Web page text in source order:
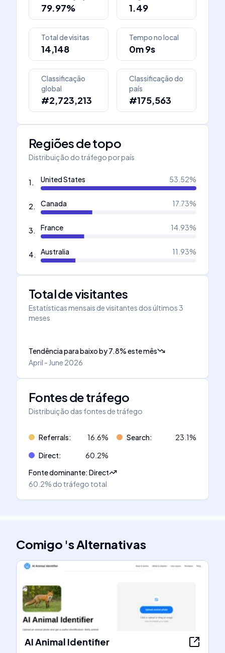
79.97% 1.49
Total de visitas
14,148
Tempo no local
0m 9s
Classificação
global
#2,723,213
Classificação do
país
#175,563
Regiões de topo
Distribuição do tráfego por país
1. United States 53.52%
2. Canada 17.73%
3. France 14.93%
4. Australia 11.93%
Total de visitantes
Estatísticas mensais de visitantes dos últimos 3
meses
Tendência para baixoby7.8%este mês
April - June 2026
Fontes de tráfego
Distribuição das fontes de tráfego
Referrals: 16.6% Search: 23.1%
Direct: 60.2%
Fonte dominante:Direct
60.2% do tráfego total
Comigo 'sAlternativas
AI Animal Identifier